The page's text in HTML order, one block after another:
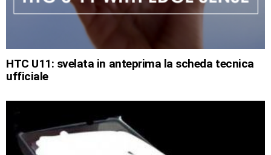
HTC U11: svelata in anteprima la scheda tecnica
ufficiale